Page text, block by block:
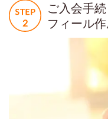
ご入会手
フィール